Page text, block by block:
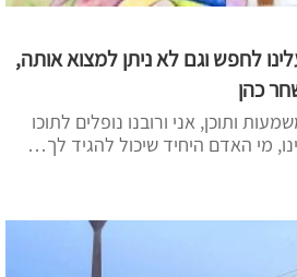
לחפש וגם לא ניתן למצוא אותה,
כהן
ותוכן, אני ורובנו נופלים לתוכו
מי האדם היחיד שיכול להגיד לך…